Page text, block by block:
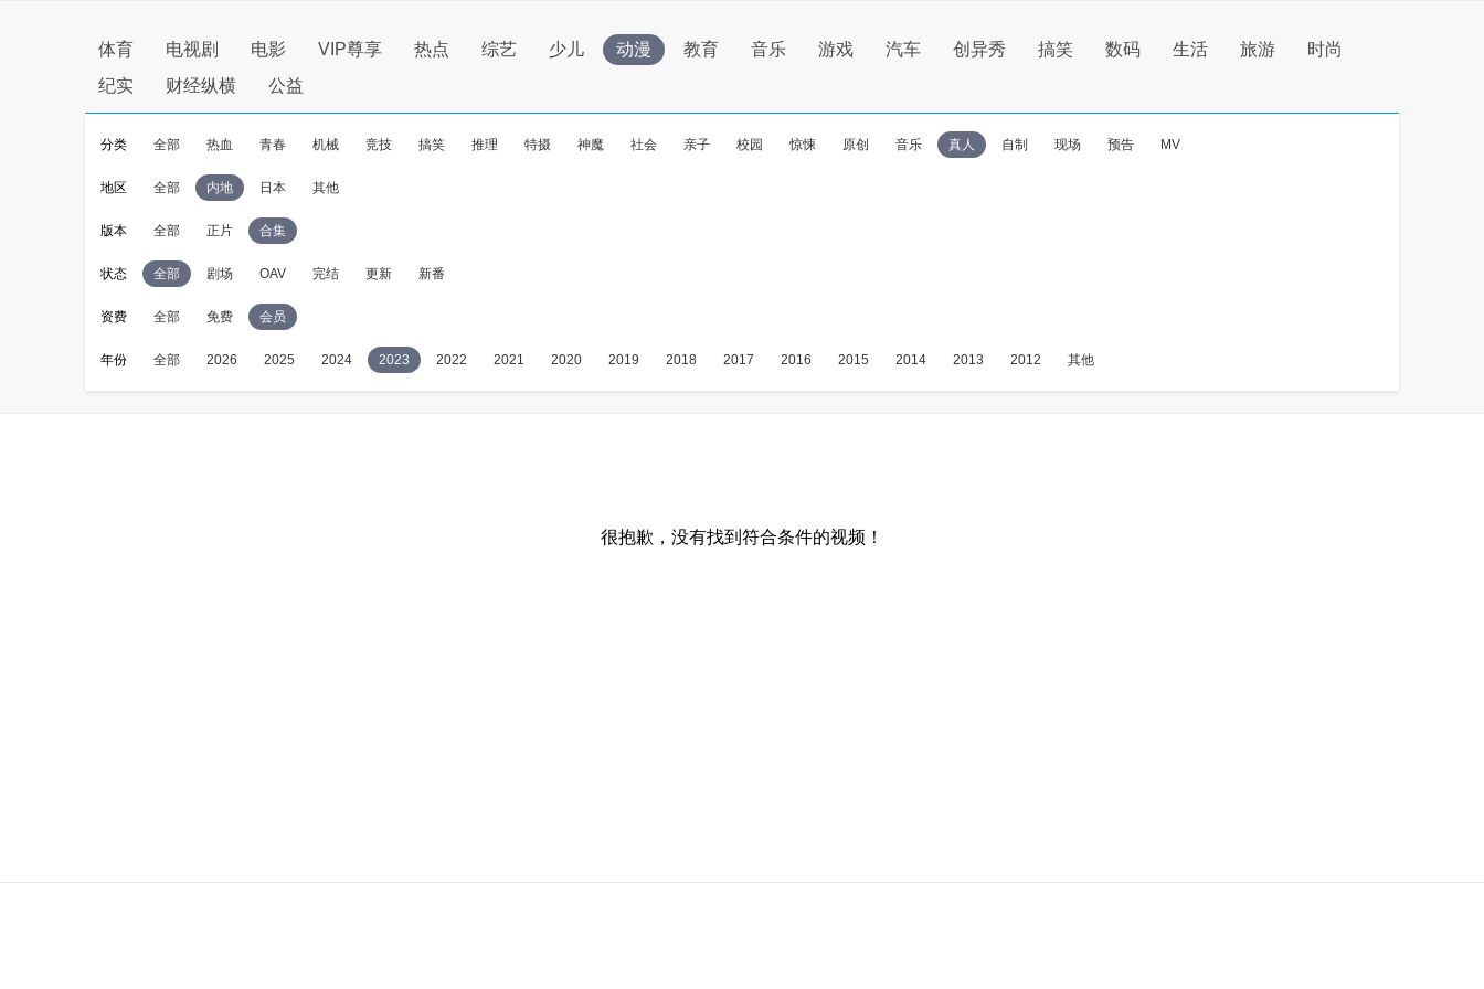
体育 电视剧 电影 VIP尊享 热点 综艺 少儿 动漫 教育 音乐 游戏 汽车 创异秀 搞笑 数码 生活 旅游
时尚
纪实
财经纵横 公益
分类 全部 热血 青春 机械 竞技 搞笑 推理 特摄 神魔 社会 亲子 校园 惊悚 原创 音乐 真人 自制 现场 预告 MV
地区 全部 内地 日本 其他
版本 全部 正片 合集
状态 全部 剧场 OAV 完结 更新 新番
资费 全部 免费 会员
年份 全部 2026 2025 2024 2023 2022 2021 2020 2019 2018 2017 2016 2015 2014 2013 2012 其他
很抱歉，没有找到符合条件的视频！